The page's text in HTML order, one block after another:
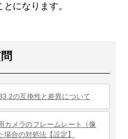
になります。
の互換性と差異について
カメラのフレームレート（像
合の対処法【設定】